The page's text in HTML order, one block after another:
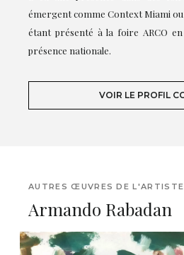
émergent comme Context Miami
étant présenté à la foire ARCO en
présence nationale.
VOIR LE PROFIL
AUTRES ŒUVRES DE L'ARTISTE
Armando Rabadan